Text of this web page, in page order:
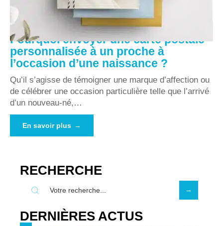
Pourquoi envoyer une carte postale
personnalisée à un proche à
l’occasion d’une naissance ?
Qu’il s’agisse de témoigner une marque d’affection ou
de célébrer une occasion particulière telle que l’arrivé
d’un nouveau-né,…
En savoir plus
RECHERCHE
DERNIÈRES ACTUS